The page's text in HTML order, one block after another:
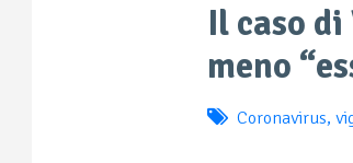
Il caso
meno
Coronavirus,